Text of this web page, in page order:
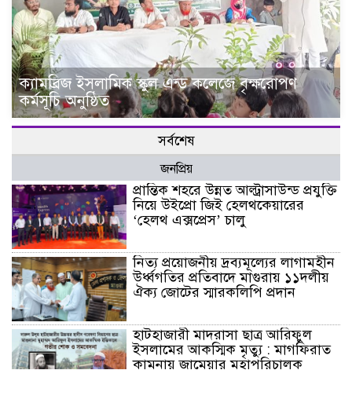
ক্যামব্রিজ ইসলামিক স্কুল এন্ড কলেজে বৃক্ষরোপণ
কর্মসূচি অনুষ্ঠিত
সর্বশেষ
জনপ্রিয়
প্রান্তিক শহরে উন্নত আল্ট্রাসাউন্ড প্রযুক্তি
নিয়ে উইপ্রো জিই হেলথকেয়ারের
‘হেলথ এক্সপ্রেস’ চালু
নিত্য প্রয়োজনীয় দ্রব্যমূল্যের লাগামহীন
উর্ধ্বগতির প্রতিবাদে মাগুরায় ১১দলীয়
ঐক্য জোটের স্মারকলিপি প্রদান
হাটহাজারী মাদরাসা ছাত্র আরিফুল
ইসলামের আকস্মিক মৃত্যু : মাগফিরাত
কামনায় জামেয়ার মহাপরিচালক